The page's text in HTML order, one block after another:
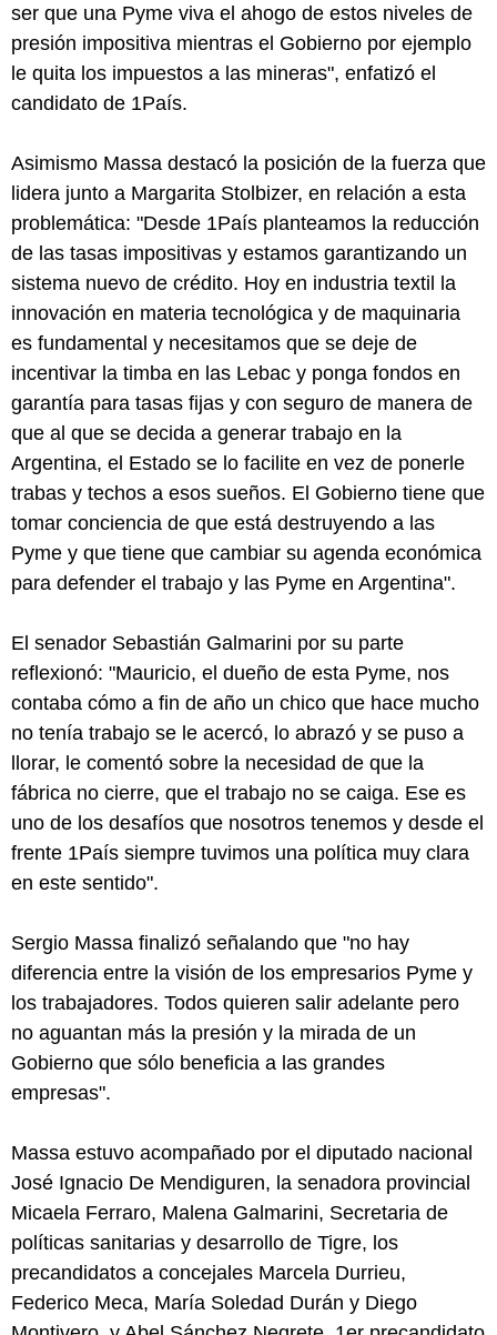
ser que una Pyme viva el ahogo de estos niveles de
presión impositiva mientras el Gobierno por ejemplo
le quita los impuestos a las mineras", enfatizó el
candidato de 1País.
Asimismo Massa destacó la posición de la fuerza que
lidera junto a Margarita Stolbizer, en relación a esta
problemática: "Desde 1País planteamos la reducción
de las tasas impositivas y estamos garantizando un
sistema nuevo de crédito. Hoy en industria textil la
innovación en materia tecnológica y de maquinaria
es fundamental y necesitamos que se deje de
incentivar la timba en las Lebac y ponga fondos en
garantía para tasas fijas y con seguro de manera de
que al que se decida a generar trabajo en la
Argentina, el Estado se lo facilite en vez de ponerle
trabas y techos a esos sueños. El Gobierno tiene que
tomar conciencia de que está destruyendo a las
Pyme y que tiene que cambiar su agenda económica
para defender el trabajo y las Pyme en Argentina".
El senador Sebastián Galmarini por su parte
reflexionó: "Mauricio, el dueño de esta Pyme, nos
contaba cómo a fin de año un chico que hace mucho
no tenía trabajo se le acercó, lo abrazó y se puso a
llorar, le comentó sobre la necesidad de que la
fábrica no cierre, que el trabajo no se caiga. Ese es
uno de los desafíos que nosotros tenemos y desde el
frente 1País siempre tuvimos una política muy clara
en este sentido".
Sergio Massa finalizó señalando que "no hay
diferencia entre la visión de los empresarios Pyme y
los trabajadores. Todos quieren salir adelante pero
no aguantan más la presión y la mirada de un
Gobierno que sólo beneficia a las grandes
empresas".
Massa estuvo acompañado por el diputado nacional
José Ignacio De Mendiguren, la senadora provincial
Micaela Ferraro, Malena Galmarini, Secretaria de
políticas sanitarias y desarrollo de Tigre, los
precandidatos a concejales Marcela Durrieu,
Federico Meca, María Soledad Durán y Diego